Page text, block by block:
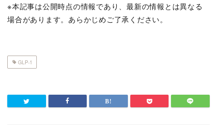
※本記事は公開時点の情報であり、最新の情報とは異なる
場合があります。あらかじめご了承ください。
GLP-1